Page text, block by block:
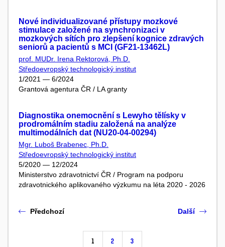
Nové individualizované přístupy mozkové
stimulace založené na synchronizaci v
mozkových sítích pro zlepšení kognice zdravých
seniorů a pacientů s MCI (GF21-13462L)
prof. MUDr. Irena Rektorová, Ph.D.
Středoevropský technologický institut
1/2021 — 6/2024
Grantová agentura ČR / LA granty
Diagnostika onemocnění s Lewyho tělísky v
prodromálním stadiu založená na analýze
multimodálních dat (NU20-04-00294)
Mgr. Luboš Brabenec, Ph.D.
Středoevropský technologický institut
5/2020 — 12/2024
Ministerstvo zdravotnictví ČR / Program na podporu
zdravotnického aplikovaného výzkumu na léta 2020 - 2026
Předchozí
1 2 3
Další